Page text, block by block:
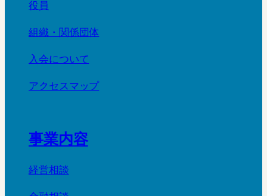
役員
組織・関係団体
入会について
アクセスマップ
事業内容
経営相談